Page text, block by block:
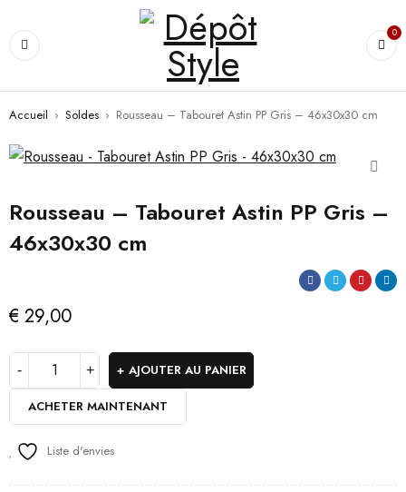
0
Accueil › Soldes › Rousseau – Tabouret Astin PP Gris – 46x30x30 cm
Rousseau – Tabouret Astin PP Gris –
46x30x30 cm
€ 29,00
AJOUTER AU PANIER
ACHETER MAINTENANT
Liste d'envies